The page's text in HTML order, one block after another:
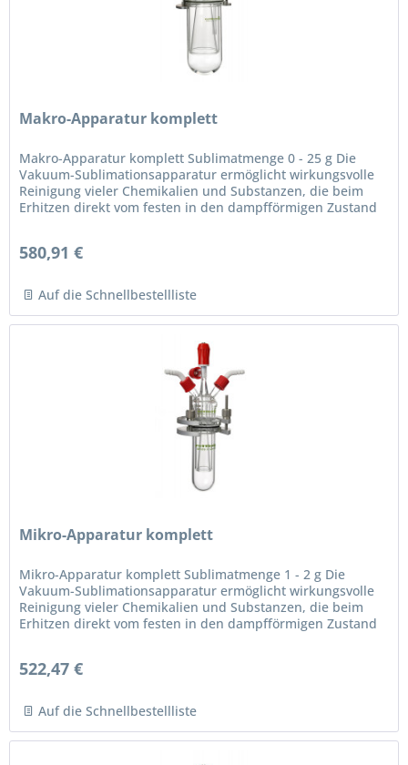
Makro-Apparatur komplett
Makro-Apparatur komplett Sublimatmenge 0 - 25 g Die
Vakuum-Sublimationsapparatur ermöglicht wirkungsvolle
Reinigung vieler Chemikalien und Substanzen, die beim
Erhitzen direkt vom festen in den dampfförmigen Zustand
580,91 €
Auf die Schnellbestellliste
Mikro-Apparatur komplett
Mikro-Apparatur komplett Sublimatmenge 1 - 2 g Die
Vakuum-Sublimationsapparatur ermöglicht wirkungsvolle
Reinigung vieler Chemikalien und Substanzen, die beim
Erhitzen direkt vom festen in den dampfförmigen Zustand
522,47 €
Auf die Schnellbestellliste